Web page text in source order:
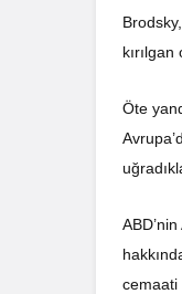
Öte
cemaati